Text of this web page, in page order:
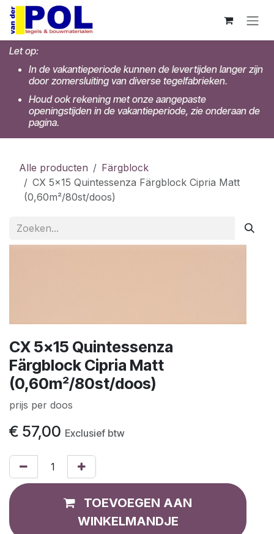
Overslaan naar inhoud
Let op:
In de vakantieperiode kunnen de levertijden langer zijn
door zomersluiting van diverse tegelfabrieken.
Houd ook rekening met onze aangepaste
openingstijden in de vakantieperiode, zie onderaan de
pagina.
Alle producten
Färgblock
CX 5x15 Quintessenza Färgblock Cipria Matt
(0,60m²/80st/doos)
CX 5x15 Quintessenza
Färgblock Cipria Matt
(0,60m²/80st/doos)
prijs per doos
€ 57,00 Exclusief btw
TOEVOEGEN AAN
WINKELMANDJE